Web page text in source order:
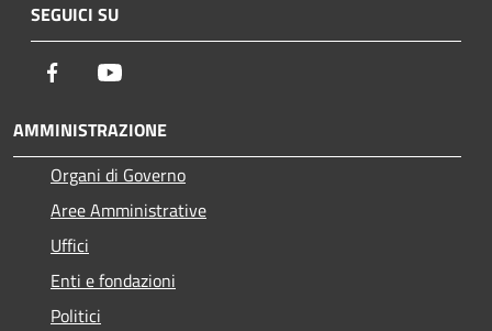
SEGUICI SU
Facebook
AMMINISTRAZIONE
Organi di Governo
Aree Amministrative
Uffici
Enti e fondazioni
Politici